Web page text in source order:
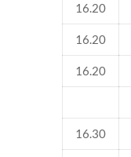
16.20
16.20
16.20
16.30